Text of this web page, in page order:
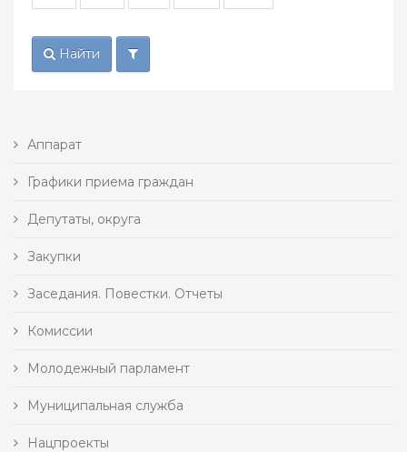
Найти
Аппарат
Графики приема граждан
Депутаты, округа
Закупки
Заседания. Повестки. Отчеты
Комиссии
Молодежный парламент
Муниципальная служба
Нацпроекты